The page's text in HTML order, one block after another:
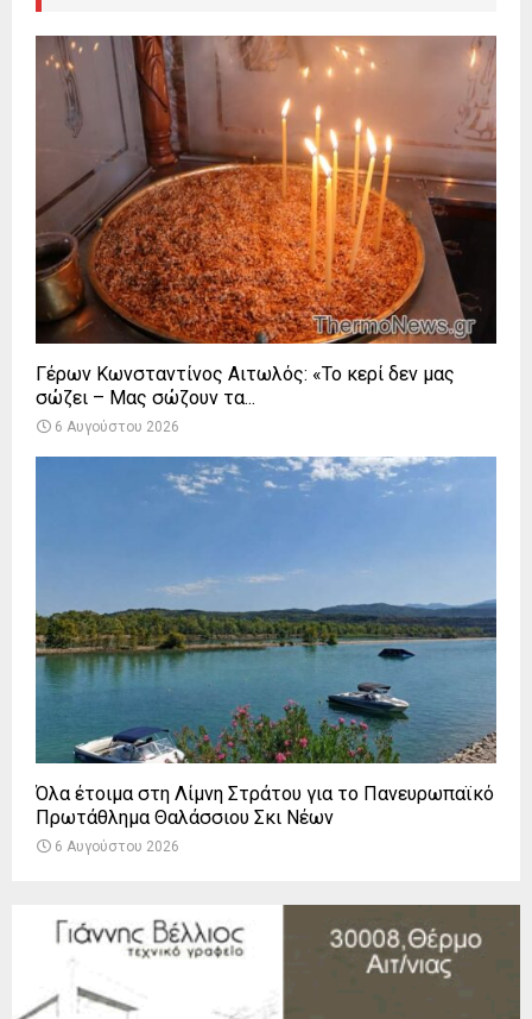
Γέρων Κωνσταντίνος Αιτωλός: «Το κερί δεν μας
σώζει – Μας σώζουν τα...
6 Αυγούστου 2026
Όλα έτοιμα στη Λίμνη Στράτου για το Πανευρωπαϊκό
Πρωτάθλημα Θαλάσσιου Σκι Νέων
6 Αυγούστου 2026